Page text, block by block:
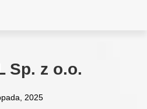
Sp. z o.o.
2025